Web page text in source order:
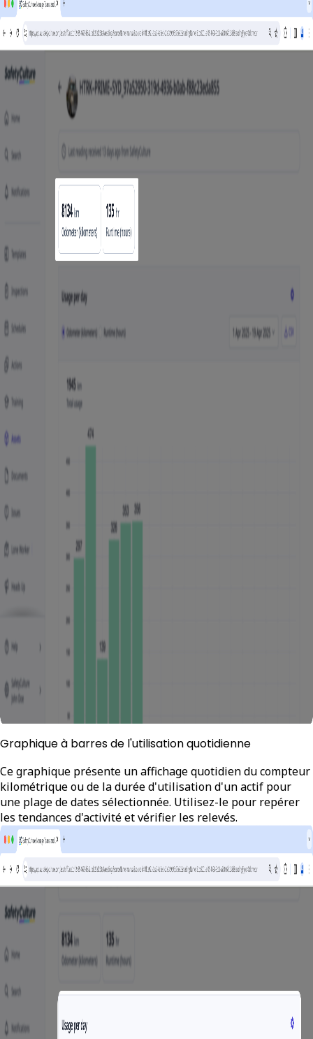
Graphique à barres de l'utilisation quotidienne
Ce graphique présente unaffichage quotidiendu compteur
kilométrique ou de la durée d'utilisation d'un actif pour
une plage de dates sélectionnée. Utilisez-le pour repérer
les tendances d'activité et vérifier les relevés.